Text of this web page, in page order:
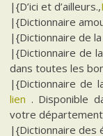
|{D’ici et d’ailleurs.,
|{Dictionnaire
|{Dictionnaire de
|{Dictionnaire de
dans toutes les
|{Dictionnaire de
lien . Disponible
votre
|{Dictionnaire des